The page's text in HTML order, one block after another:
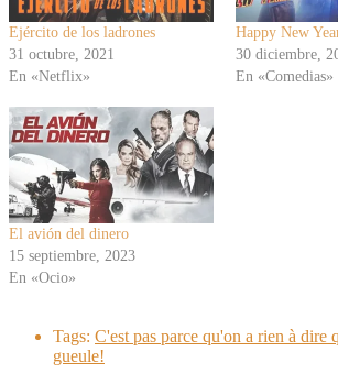
Ejército de los ladrones
31 octubre, 2021
En «Netflix»
Happy New
30 diciembre,
En «Comedias»
El avión del dinero
15 septiembre, 2023
En «Ocio»
Tags: C'est pas parce qu'on a rien à dire
gueule!